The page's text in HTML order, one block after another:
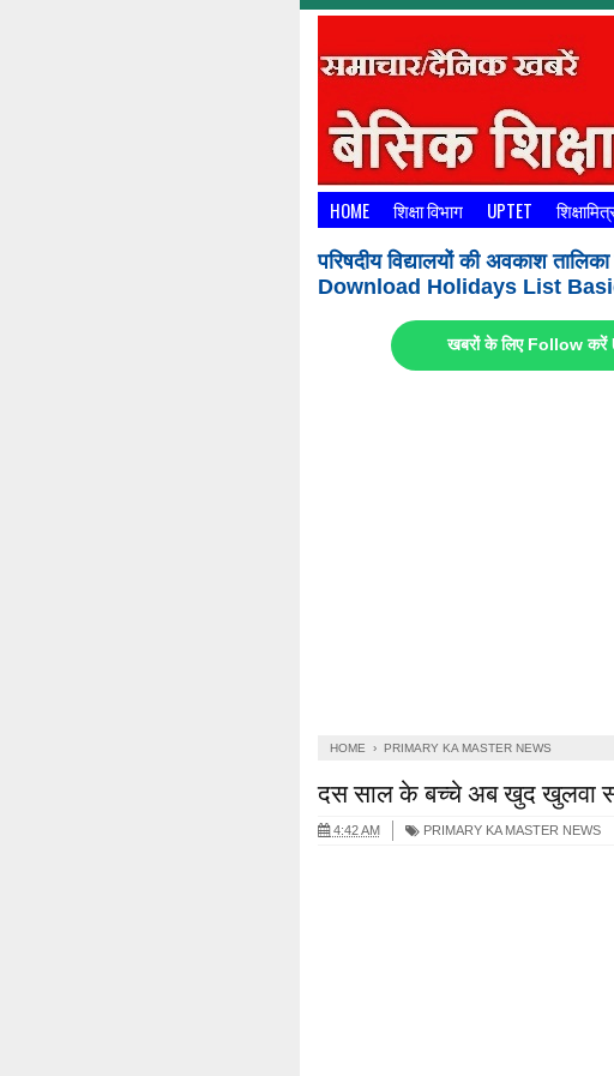
HOME शिक्षा विभाग UPTET
परिषदीय विद्यालयों की अवकाश
Download Holidays List
खबरों के लिए Follow
HOME › PRIMARY KA MASTER NEWS
दस साल के बच्चे अब खुद खुलवा
4:42 AM PRIMARY KA MASTER NEWS